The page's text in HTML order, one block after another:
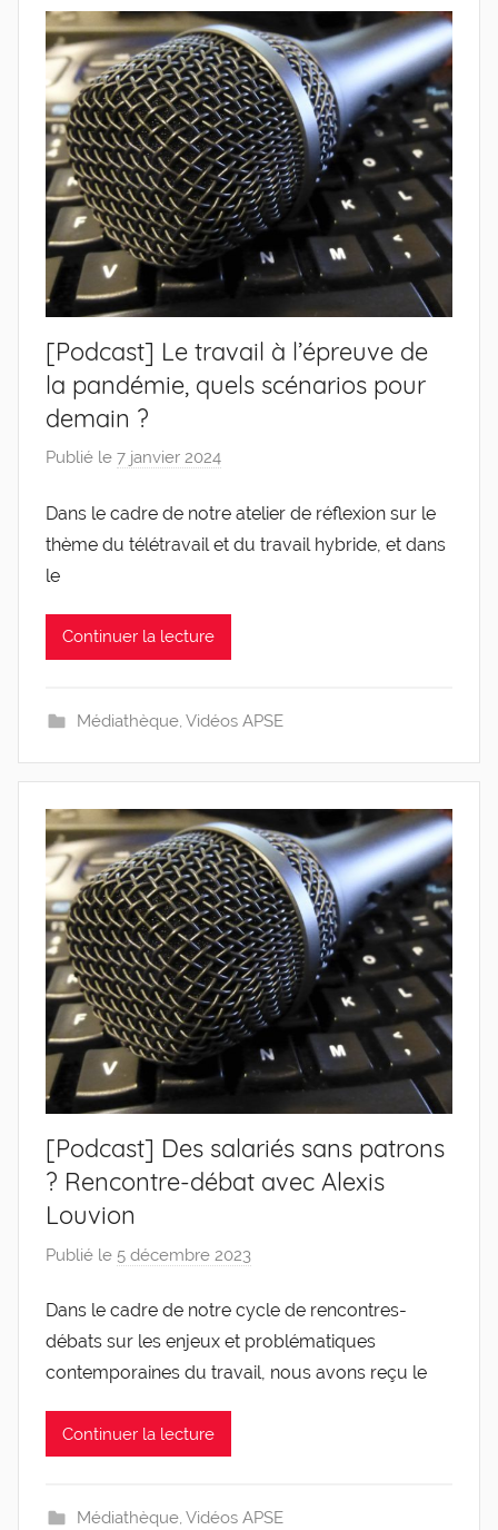
[Podcast] Le travail à l’épreuve de
la pandémie, quels scénarios pour
demain ?
Publié le 7 janvier 2024
r
g
i
Dans le cadre de notre atelier de réflexion sur le
thème du télétravail et du travail hybride, et dans
le
Continuer la lecture
Médiathèque, Vidéos APSE
[Podcast] Des salariés sans patrons
? Rencontre-débat avec Alexis
Louvion
Publié le 5 décembre 2023
r
g
l
Dans le cadre de notre cycle de rencontres-
débats sur les enjeux et problématiques
contemporaines du travail, nous avons reçu le
Continuer la lecture
Médiathèque, Vidéos APSE